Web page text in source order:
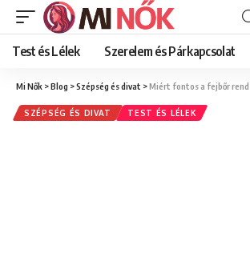
Test és Lélek Szerelem és Párkapcsolat
Mi Nők >Blog >Szépség és divat >Miért fontos a fejbőr
SZÉPSÉG ÉS DIVAT TEST ÉS LÉLEK